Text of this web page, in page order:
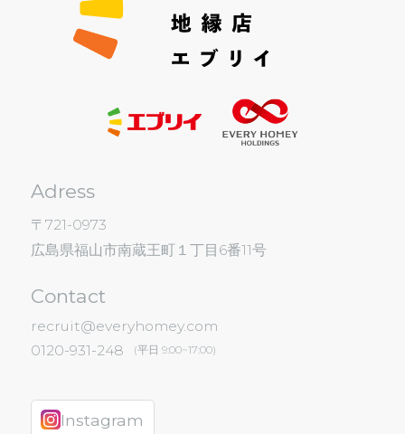
Adress
〒721-0973
広島県福山市南蔵王町１丁目6番11号
Contact
recruit@everyhomey.com
0120-931-248
(平日 9:00~17:00)
Instagram